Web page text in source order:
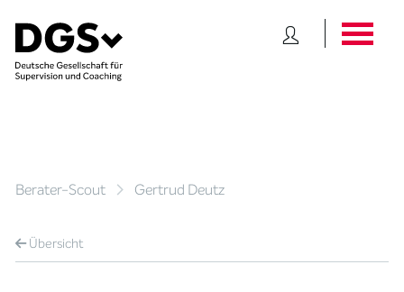
Berater-Scout Gertrud Deutz
Übersicht